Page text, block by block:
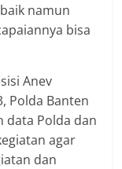
namun
bisa
Anev
Polda Banten
data Polda dan
agar
dan